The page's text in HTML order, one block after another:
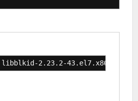
2.23.2-43.el7.x86_64.rpm